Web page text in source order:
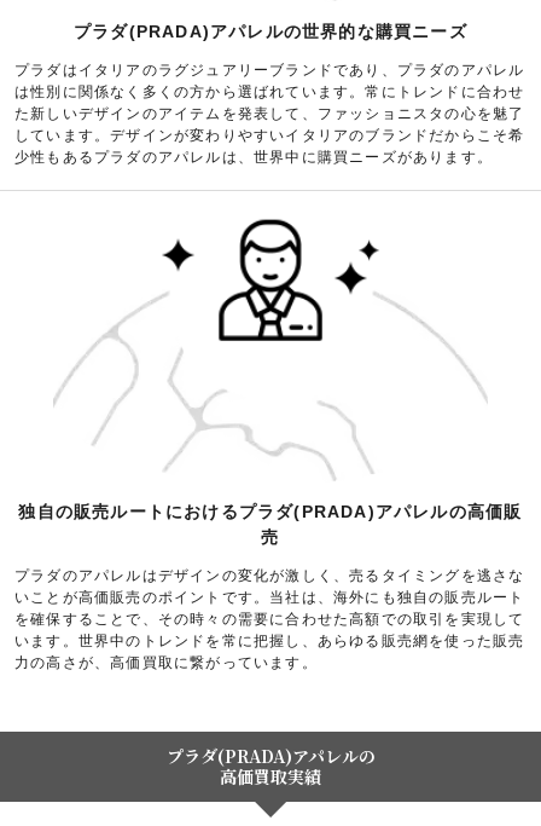
プラダ(PRADA)アパレルの世界的な購買ニーズ
プラダはイタリアのラグジュアリーブランドであり、プラダのアパレル
は性別に関係なく多くの方から選ばれています。常にトレンドに合わせ
た新しいデザインのアイテムを発表して、ファッショニスタの心を魅了
しています。デザインが変わりやすいイタリアのブランドだからこそ希
少性もあるプラダのアパレルは、世界中に購買ニーズがあります。
独自の販売ルートにおけるプラダ(PRADA)アパレルの高価販
売
プラダのアパレルはデザインの変化が激しく、売るタイミングを逃さな
いことが高価販売のポイントです。当社は、海外にも独自の販売ルート
を確保することで、その時々の需要に合わせた高額での取引を実現して
います。世界中のトレンドを常に把握し、あらゆる販売網を使った販売
力の高さが、高価買取に繋がっています。
プラダ(PRADA)アパレルの
高価買取実績